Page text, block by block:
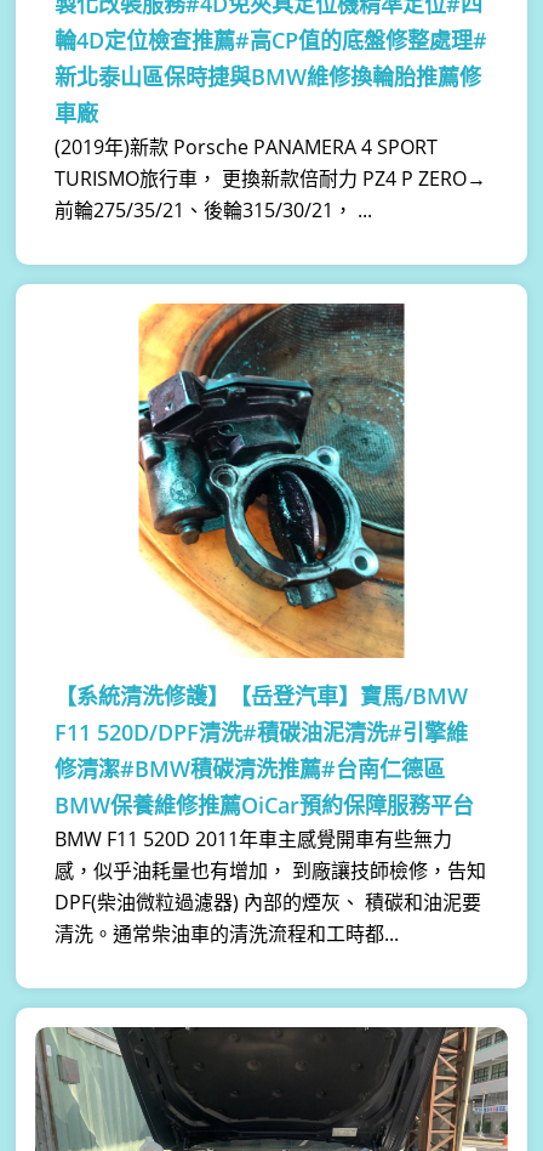
輪4D定位檢查推薦#高CP值的底盤修整處理#
新北泰山區保時捷與BMW維修換輪胎推薦修
車廠
(2019年)新款 Porsche PANAMERA 4 SPORT
TURISMO旅行車， 更換新款倍耐力 PZ4 P ZERO→
前輪275/35/21、後輪315/30/21， ...
【系統清洗修護】
【岳登汽車】寶馬/BMW
F11 520D/DPF清洗#積碳油泥清洗#引擎維
修清潔#BMW積碳清洗推薦#台南仁德區
BMW保養維修推薦OiCar預約保障服務平台
BMW F11 520D 2011年車主感覺開車有些無力
感，似乎油耗量也有增加， 到廠讓技師檢修，告知
DPF(柴油微粒過濾器) 內部的煙灰、 積碳和油泥要
清洗。通常柴油車的清洗流程和工時都...